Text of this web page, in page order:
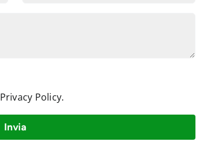
Privacy Policy.
Invia